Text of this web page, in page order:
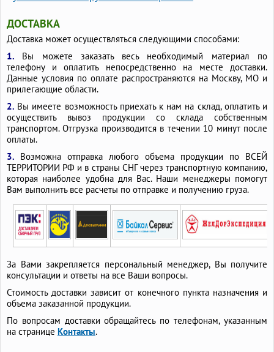
ДОСТАВКА
Доставка может осуществляться следующими способами:
1. Вы можете заказать весь необходимый материал по
телефону и оплатить непосредственно на месте доставки.
Данные условия по оплате распространяются на Москву, МО и
прилегающие области.
2. Вы имеете возможность приехать к нам на склад, оплатить и
осуществить вывоз продукции со склада собственным
транспортом. Отгрузка производится в течении 10 минут после
оплаты.
3. Возможна отправка любого объема продукции по ВСЕЙ
ТЕРРИТОРИИ РФ и в страны СНГ через транспортную компанию,
которая наиболее удобна для Вас. Наши менеджеры помогут
Вам выполнить все расчеты по отправке и получению груза.
За Вами закрепляется персональный менеджер, Вы получите
консультации и ответы на все Ваши вопросы.
Стоимость доставки зависит от конечного пункта назначения и
объема заказанной продукции.
По вопросам доставки обращайтесь по телефонам, указанным
на странице Контакты.